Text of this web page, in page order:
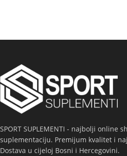
SPORT SUPLEMENTI - najbolji online
suplementaciju. Premijum kvalitet i
Dostava u cijeloj Bosni i Hercegovini.